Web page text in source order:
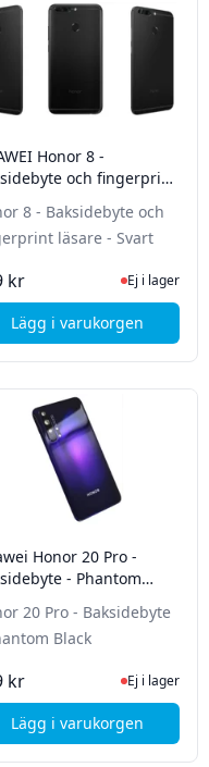
för senaste status
och displaybyte
Honor 8 -
och fingerprint
8 - Baksidebyte och
fingerprint läsare - Svart
kr Ej i lager,
Ej i lager
Lägg i varukorgen
för senaste status
Honor 20 Pro -
- Phantom
20 Pro - Baksidebyte
Black
kr Ej i lager,
Ej i lager
Lägg i varukorgen
, Huawei Honor